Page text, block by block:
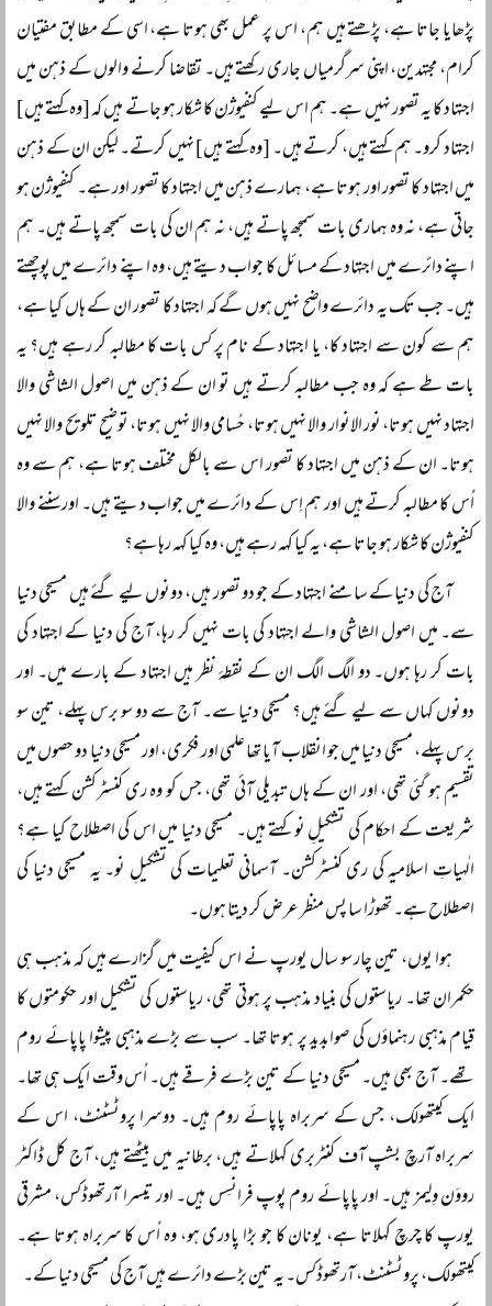
پڑھایا جاتا ہے، پڑھتے ہیں ہم، اس پر عمل بھی ہوتا ہے، اسی کے مطابق مفتیان
کرام، مجتہدین، اپنی سرگرمیاں جاری رکھتے ہیں۔ تقاضا کرنے والوں کے ذہن میں
اجتہاد کا یہ تصور نہیں ہے۔ ہم اس لیے کنفیوژن کا شکار ہو جاتے ہیں کہ [وہ کہتے ہیں]
اجتہاد کرو۔ ہم کہتے ہیں، کرتے ہیں۔ [وہ کہتے ہیں] نہیں کرتے۔ لیکن ان کے ذہن
میں اجتہاد کا تصور اور ہوتا ہے، ہمارے ذہن میں اجتہاد کا تصور اور ہے۔ کنفیوژن ہو
جاتی ہے، نہ وہ ہماری بات سمجھ پاتے ہیں، نہ ہم ان کی بات سمجھ پاتے ہیں۔ ہم
اپنے دائرے میں اجتہاد کے مسائل کا جواب دیتے ہیں، وہ اپنے دائرے میں پوچھتے
ہیں۔ جب تک یہ دائرے واضح نہیں ہوں گے کہ اجتہاد کا تصور ان کے ہاں کیا ہے،
ہم سے کون سے اجتہاد کا، یا اجتہاد کے نام پر کس بات کا مطالبہ کر رہے ہیں؟ یہ
بات طے ہے کہ وہ جب مطالبہ کرتے ہیں تو ان کے ذہن میں اصول الشاشی والا
اجتہاد نہیں ہوتا، نور الانوار والا نہیں ہوتا، حُسامی والا نہیں ہوتا، توضیح تلویح والا نہیں
ہوتا۔ ان کے ذہن میں اجتہاد کا تصور اس سے بالکل مختلف ہوتا ہے، ہم سے وہ
اُس کا مطالبہ کرتے ہیں اور ہم اِس کے دائرے میں جواب دیتے ہیں۔ اور سننے والا
کنفیوژن کا شکار ہو جاتا ہے، یہ کیا کہہ رہے ہیں، وہ کیا کہہ رہا ہے؟
آج کی دنیا کے سامنے اجتہاد کے جو دو تصور ہیں، دونوں لیے گئے ہیں مسیحی دنیا
سے۔ میں اصول الشاشی والے اجتہاد کی بات نہیں کر رہا، آج کی دنیا کے اجتہاد کی
بات کر رہا ہوں۔ دو الگ الگ ان کے نقطۂ نظر ہیں اجتہاد کے بارے میں۔ اور
دونوں کہاں سے لیے گئے ہیں؟ مسیحی دنیا سے۔ آج سے دو سو برس پہلے، تین سو
برس پہلے، مسیحی دنیا میں جو انقلاب آیا تھا علمی اور فکری، اور مسیحی دنیا دو حصوں میں
تقسیم ہو گئی تھی، اور ان کے ہاں تبدیلی آئی تھی، جس کو وہ ری کنسٹرکشن کہتے ہیں،
شریعت کے احکام کی تشکیلِ نو کہتے ہیں۔ مسیحی دنیا میں اس کی اصطلاح کیا ہے؟
الٰہیاتِ اسلامیہ کی ری کنسٹرکشن۔ آسمانی تعلیمات کی تشکیلِ نو۔ یہ مسیحی دنیا کی
اصطلاح ہے۔ تھوڑا سا پس منظر عرض کر دیتا ہوں۔
ہوا یوں، تین چار سو سال یورپ نے اس کیفیت میں گزارے ہیں کہ مذہب ہی
حکمران تھا۔ ریاستوں کی بنیاد مذہب پر ہوتی تھی، ریاستوں کی تشکیل اور حکومتوں کا
قیام مذہبی رہنماؤں کی صوابدید پر ہوتا تھا۔ سب سے بڑے مذہبی پیشوا پاپائے روم
تھے۔ آج بھی ہیں۔ مسیحی دنیا کے تین بڑے فرقے ہیں۔ اُس وقت ایک ہی تھا۔
ایک کیتھولک، جس کے سربراہ پاپائے روم ہیں۔ دوسرا پروٹسٹنٹ، اس کے
سربراہ آرچ بشپ آف کنٹربری کہلاتے ہیں، برطانیہ میں بیٹھتے ہیں، آج کل ڈاکٹر
رووَن وِلیمز ہیں۔ اور پاپائے روم پوپ فرانسِس ہیں۔ اور تیسرا آرتھوڈکس، مشرقی
یورپ کا چرچ کہلاتا ہے، یونان کا جو بڑا پادری ہو، وہ اُس کا سربراہ ہوتا ہے۔
کیتھولک، پروٹسٹنٹ، آرتھوڈکس۔ یہ تین بڑے دائرے ہیں آج کی مسیحی دنیا کے۔